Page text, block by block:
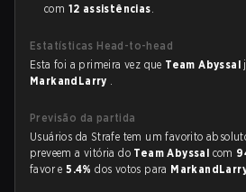
com 12 assistências.
Estatísticas Head-to-head
Esta foi a primeira vez que Team Abyssal
MarkandLarry .
Previsão da partida
Usuários da Strafe tem um favorito
preveem a vitória do Team Abyssal com
favor e5.4%dos votos para